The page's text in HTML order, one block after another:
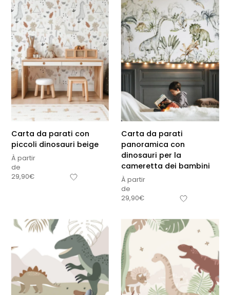
Carta da parati con
piccoli dinosauri beige
À partir
de
29,90€
Carta da parati
panoramica con
dinosauri per la
cameretta dei bambini
À partir
de
29,90€